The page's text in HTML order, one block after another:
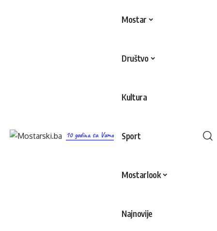
10 godina sa Vama
Mostar
Društvo
Kultura
Sport
Mostarlook
Najnovije